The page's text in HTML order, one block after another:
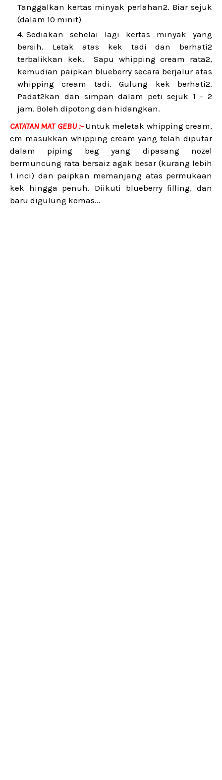
Tanggalkan kertas minyak perlahan2. Biar sejuk
(dalam 10 minit)
Sediakan sehelai lagi kertas minyak yang
bersih. Letak atas kek tadi dan berhati2
terbalikkan kek. Sapu whipping cream rata2,
kemudian paipkan blueberry secara berjalur atas
whipping cream tadi. Gulung kek berhati2.
Padat2kan dan simpan dalam peti sejuk 1 - 2
jam. Boleh dipotong dan hidangkan.
CATATAN MAT GEBU :-Untuk meletak whipping cream,
cm masukkan whipping cream yang telah diputar
dalam piping beg yang dipasang nozel
bermuncung rata bersaiz agak besar (kurang lebih
1 inci) dan paipkan memanjang atas permukaan
kek hingga penuh. Diikuti blueberry filling, dan
baru digulung kemas...